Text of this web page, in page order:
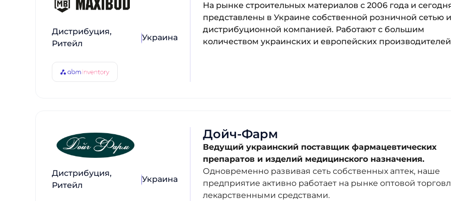
Дистрибуция,
Ритейл
Украина
На рынке строительных материалов с 2006 года и
представлены в Украине собственной розничной сетью и
дистрибуционной компанией. Работают с большим
количеством украинских и европейских
Дистрибуция,
Ритейл
Украина
Дойч-Фарм
Ведущий украинский поставщик фармацевтических
препаратов и изделий медицинского назначения.
Одновременно развивая сеть собственных аптек, наше
предприятие активно работает на рынке оптовой
лекарственными средствами.